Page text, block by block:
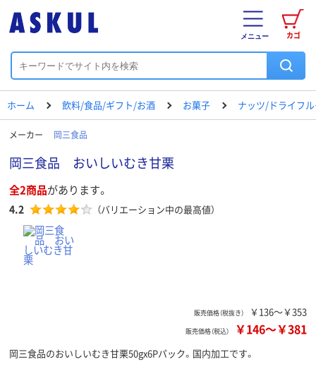
カゴ
メニュー
ホーム 飲料/食品/ギフト/お酒 お菓子 ナッツ/ドライフ
メーカー 岡三食品
岡三食品 おいしいむき甘栗
全2商品があります。
4.2 （バリエーション中の最高値）
販売価格（税抜き） ￥136～￥353
販売価格（税込） ￥146～￥381
岡三食品のおいしいむき甘栗50gx6Pパック。国内加工です。